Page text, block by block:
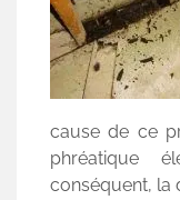
cause de ce
phréatique
conséquent, la